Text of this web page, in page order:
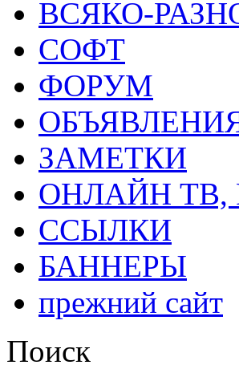
ВСЯКО-
СОФТ
ФОРУМ
ЗАМЕТКИ
ОНЛАЙН ТВ,
ССЫЛКИ
БАННЕРЫ
прежний сайт
Поиск